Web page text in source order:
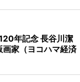
年記念 長谷川潔
家（ヨコハマ経済